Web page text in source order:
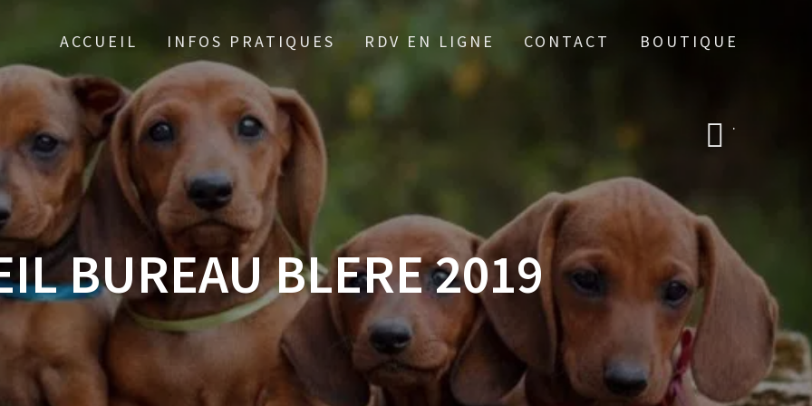
ACCUEIL INFOS PRATIQUES RDV EN LIGNE CONTACT BOUTIQUE
.
BUREAU BLERE 2019